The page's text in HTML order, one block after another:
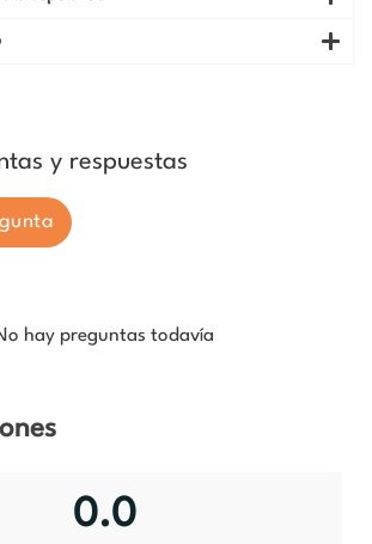
y respuestas
hay preguntas todavía
0.0